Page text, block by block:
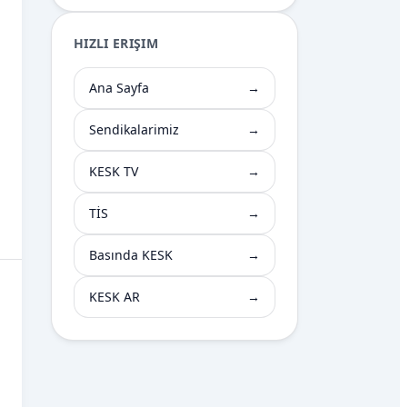
HIZLI ERIŞIM
Ana Sayfa →
Sendikalarimiz →
KESK TV →
TİS →
Basında KESK →
KESK AR →